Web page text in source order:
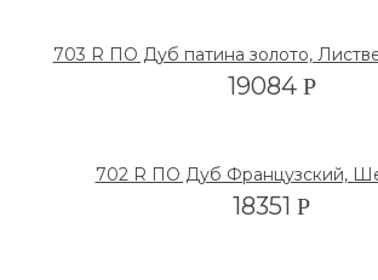
703 R ПО Дуб патина золото,
19084 Р
702 R ПО Дуб Французский,
18351 Р